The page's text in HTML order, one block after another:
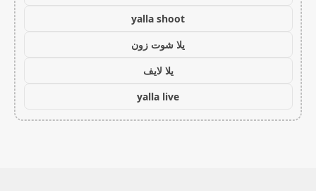
yalla shoot
يلا شوت زون
يلا لايف
yalla live